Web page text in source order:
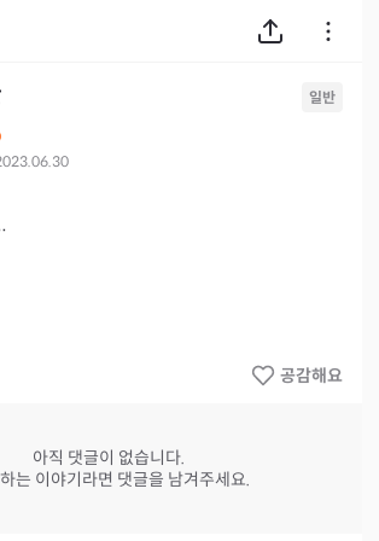
일반
공감해요
아직 댓글이 없습니다.
는 이야기라면 댓글을 남겨주세요.